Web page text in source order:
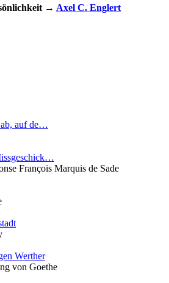
→ Axel C. Englert
ab, auf de…
François Marquis de Sade
Werther
von Goethe